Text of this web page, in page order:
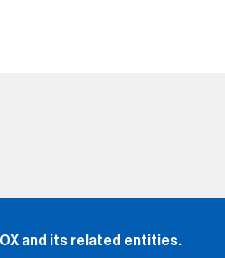
and its related entities.